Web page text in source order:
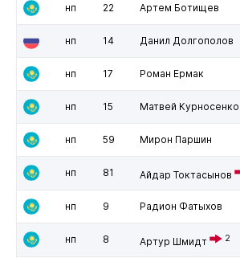
нп 22 Артем Ботищев
нп 14 Данил Долгополов
нп 17 Роман Ермак
нп 15 Матвей Курносенко
нп 59 Мирон Паршин
нп 81 Айдар Токтасынов
нп 9 Радион Фатыхов
нп 8 Артур Шмидт 2